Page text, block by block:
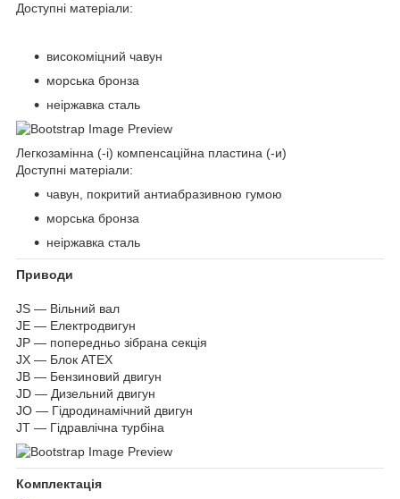
Доступні матеріали:
високоміцний чавун
морська бронза
неіржавка сталь
Легкозамінна (-і) компенсаційна пластина (-и)
Доступні матеріали:
чавун, покритий антиабразивною гумою
морська бронза
неіржавка сталь
Приводи
JS — Вільний вал
JE — Електродвигун
JP — попередньо зібрана секція
JX — Блок ATEX
JB — Бензиновий двигун
JD — Дизельний двигун
JO — Гідродинамічний двигун
JT — Гідравлічна турбіна
Комплектація